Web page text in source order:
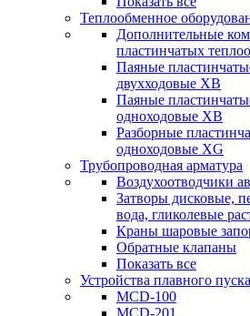
Теплообменное
Дополнительные
пластинчатых
Паяные
двухходовые XB
Паяные
одноходовые ХВ
Разборные
одноходовые ХG
Трубопроводная арматура
Воздухоотводчики
Затворы дисковые,
вода, гликолевые
Краны шаровые
Обратные клапаны
Показать все
Устройства плавного пуска
MCD-100
MCD-201